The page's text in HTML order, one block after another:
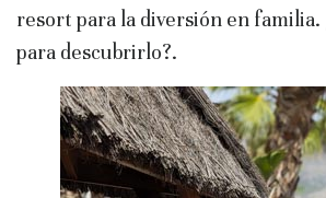
resort para la diversión en familia.
para descubrirlo?.